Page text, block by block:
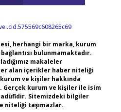
herhangi bir marka, kurum
bulunmamaktadır.
makaleler
alan içerikler haber niteliği
ve kişiler hakkında
Gerçek kurum ve kişiler ile isim
Sitemizdeki bilgiler
niteliği taşımazlar.